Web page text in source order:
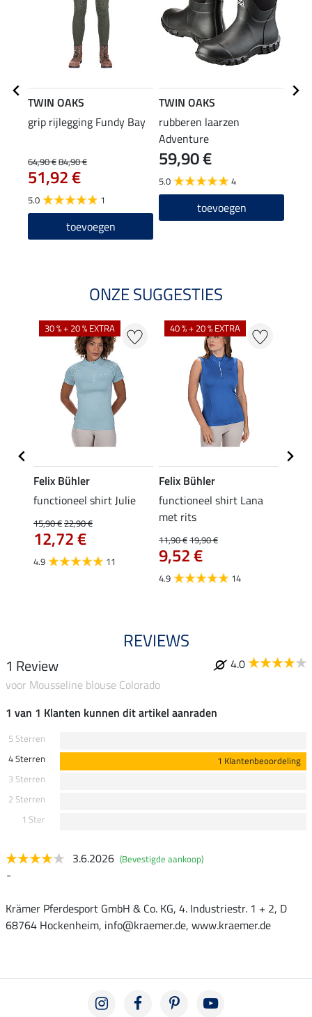
TWIN OAKS
grip rijlegging Fundy Bay
64,90 €84,90 €
51,92 €
5.0 1
toevoegen
TWIN OAKS
rubberen laarzen
Adventure
59,90 €
5.0 4
toevoegen
ONZE SUGGESTIES
30 % + 20 % EXTRA
Felix Bühler
functioneel shirt Julie
15,90 €22,90 €
12,72 €
4.9 11
40 % + 20 % EXTRA
Felix Bühler
functioneel shirt Lana
met rits
11,90 €19,90 €
9,52 €
4.9 14
REVIEWS
1 Review
4.0
voor Mousseline blouse Colorado
1 van 1 Klanten kunnen dit artikel aanraden
5 Sterren
4 Sterren
1 Klantenbeoordeling
3 Sterren
2 Sterren
1 Ster
3.6.2026 (Bevestigde aankoop)
-
Krämer Pferdesport GmbH & Co. KG, 4. Industriestr. 1 + 2, D
68764 Hockenheim, info@kraemer.de, www.kraemer.de